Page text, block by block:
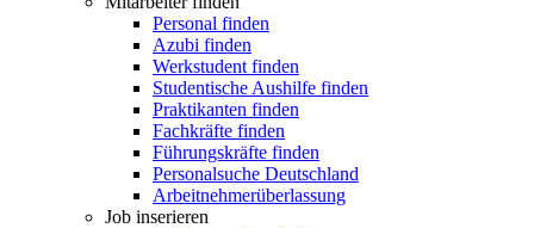
Personal finden
Azubi finden
Werkstudent finden
Studentische Aushilfe finden
Praktikanten finden
Fachkräfte finden
Führungskräfte finden
Personalsuche Deutschland
Arbeitnehmerüberlassung
Job inserieren